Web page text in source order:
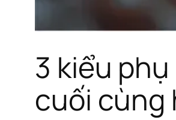
3 kiểu
cuối cùng